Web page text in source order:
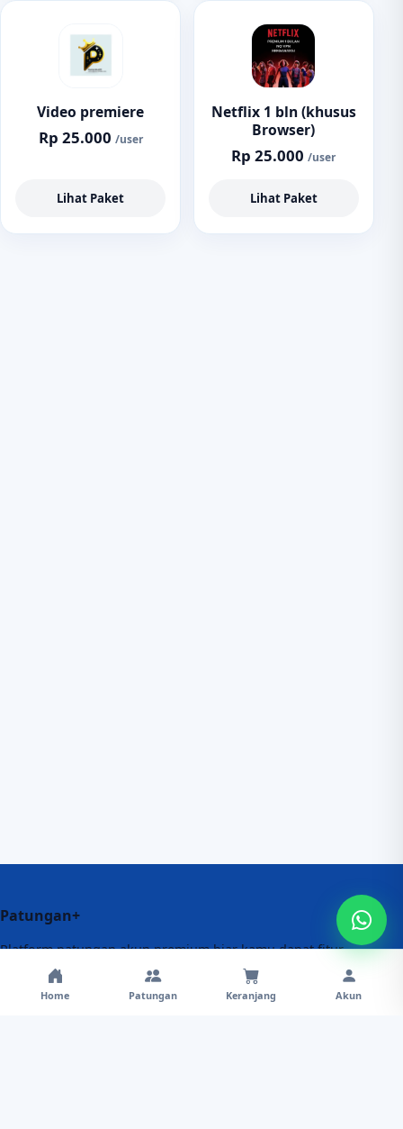
Video premiere
Rp 25.000 /user
Lihat Paket
Netflix 1 bln (khusus
Browser)
Rp 25.000/user
Lihat Paket
Patungan+
Platform patungan akun premium biar kamu dapat fitur
lengkap dengan biaya lebih hemat. Proses praktis, aman,
dan didukung admin responsif.
Home Patungan Keranjang Akun